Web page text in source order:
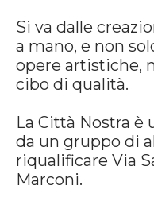
Si va dalle
a mano, e non
opere artistiche,
cibo di qualità.
La Città Nostra è
da un gruppo di
riqualificare Via
Marconi.